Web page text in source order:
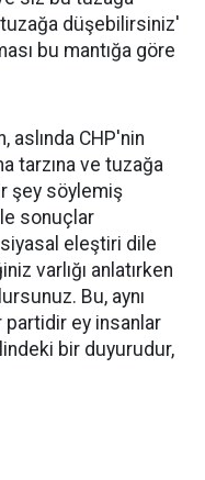
düşebilirsiniz'
bu mantığa göre
CHP'nin
tarzına ve tuzağa
şey söylemiş
sonuçlar
eleştiri dile
varlığı anlatırken
Bu, aynı
partidir ey insanlar
bir duyurudur,